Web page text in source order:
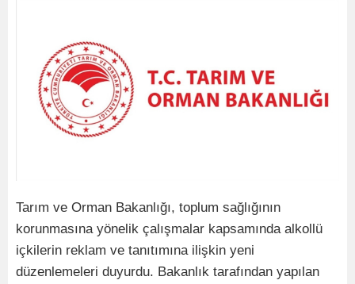
Tarım ve Orman Bakanlığı, toplum sağlığının
korunmasına yönelik çalışmalar kapsamında alkollü
içkilerin reklam ve tanıtımına ilişkin yeni
düzenlemeleri duyurdu. Bakanlık tarafından yapılan